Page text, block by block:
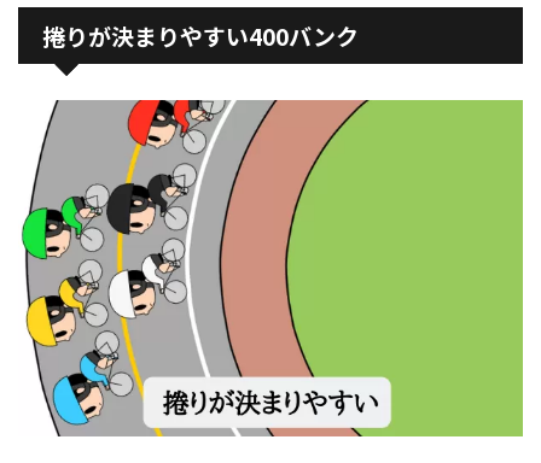
捲りが決まりやすい400バンク